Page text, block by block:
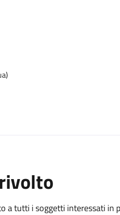
a tutti i soggetti interessati in